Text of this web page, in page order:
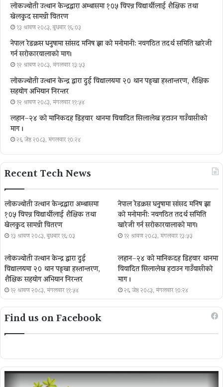
लोकज्योती उत्थान केन्द्रद्वारा अम्बासमा १०५ विपन्न विद्यार्थीलाई शैक्षिक तथा
खेलकुद सामग्री वितरण
१३ श्रावण २०८३, बुधबार १६:०३
नेपाल रेडक्रस धनुषामा सांसद मनिष झा को मनोमानी: नवगठित तदर्थ समिति खारेजी
गर्न सरोकारवालाको माग।
१२ श्रावण २०८३, मंगलवार १३:५३
लोकज्योती उत्थान केन्द्र द्वारा दुई विद्यालयमा २० थान पङ्खा हस्तान्तरण, शैक्षिक
सहयोग अभियान निरन्तर
१२ श्रावण २०८३, मंगलवार ११:५४
लहान–२४ को मानिकदह डिहवार थानमा विवादित सिलालेख हटाउन गाउँवासीको
माग ।
२६ जेष्ठ २०८३, मंगलवार १०:२४
Recent Tech News
लोकज्योती उत्थान केन्द्रद्वारा अम्बासमा
१०५ विपन्न विद्यार्थीलाई शैक्षिक तथा
खेलकुद सामग्री वितरण
१३ श्रावण २०८३, बुधबार १६:०३
नेपाल रेडक्रस धनुषामा सांसद मनिष झा
को मनोमानी: नवगठित तदर्थ समिति
खारेजी गर्न सरोकारवालाको माग।
१२ श्रावण २०८३, मंगलवार १३:५३
लोकज्योती उत्थान केन्द्र द्वारा दुई
विद्यालयमा २० थान पङ्खा हस्तान्तरण,
शैक्षिक सहयोग अभियान निरन्तर
१२ श्रावण २०८३, मंगलवार ११:५४
लहान–२४ को मानिकदह डिहवार थानमा
विवादित सिलालेख हटाउन गाउँवासीको
माग ।
२६ जेष्ठ २०८३, मंगलवार १०:२४
Find us on Facebook